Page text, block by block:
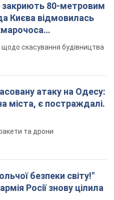
закриють 80-метровим
Києва відмовилась
щодо скасування будівництва
атаку на Одесу:
міста, є постраждалі.
та дрони
безпеки світу!"
Росії знову цілила